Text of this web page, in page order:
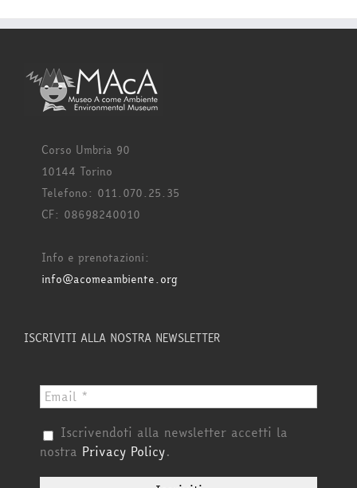
Corso Umbria 90
10144 Torino
Telefono: 011.070.25.35
CF: 08698240010
Info e prenotazioni:
info@acomeambiente.org
ISCRIVITI ALLA NOSTRA NEWSLETTER
Iscrivendoti alla newsletter accetti la
nostra Privacy Policy.